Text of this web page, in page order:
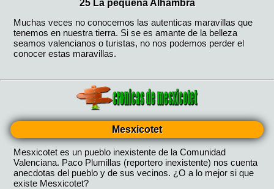
Mesxicotet
Mesxicotet es un pueblo inexistente de la Comunidad
Valenciana. Paco Plumillas (reportero inexistente) nos cuenta
anecdotas del pueblo y de sus vecinos. ¿O a lo mejor si que
existe Mesxicotet?